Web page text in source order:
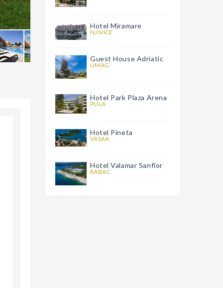
Hotel Miramare
NJIVICE
Guest House Adriatic
UMAG
Hotel Park Plaza Arena
PULA
Hotel Pineta
VRSAR
Hotel Valamar Sanfior
RABAC